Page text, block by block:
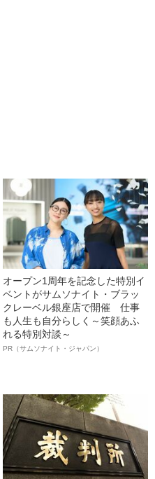
オープン1周年を記念した特別イ
ベントがサムソナイト・ブラッ
クレーベル銀座店で開催 仕事
も人生も自分らしく～笑顔あふ
れる特別対談～
PR（サムソナイト・ジャパン）